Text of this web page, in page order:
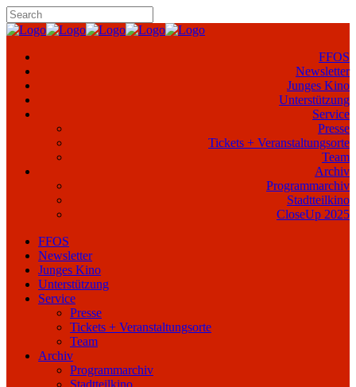
FFOS
Newsletter
Junges Kino
Unterstützung
Service
Presse
Tickets + Veranstaltungsorte
Team
Archiv
Programmarchiv
Stadtteilkino
CloseUp 2025
FFOS
Newsletter
Junges Kino
Unterstützung
Service
Presse
Tickets + Veranstaltungsorte
Team
Archiv
Programmarchiv
Stadtteilkino